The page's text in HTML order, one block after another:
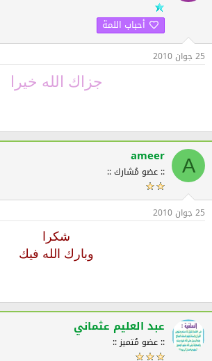
أحباب اللمة
25 جوان 2010
جزاك الله خيرا
A
ameer
:: عضو مُشارك ::
25 جوان 2010
شكرا
وبارك الله فيك
عبد العليم عثماني
:: عضو مُتميز ::